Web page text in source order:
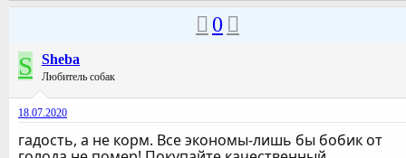
0
S Sheba
Любитель собак
18.07.2020
гадость, а не корм. Все экономы-лишь бы бобик от